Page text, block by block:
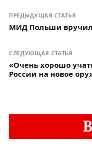
ПРЕДЫДУЩАЯ СТАТЬЯ
МИД Польши вручил
СЛЕДУЮЩАЯ СТАТЬЯ
«Очень хорошо
России на новое